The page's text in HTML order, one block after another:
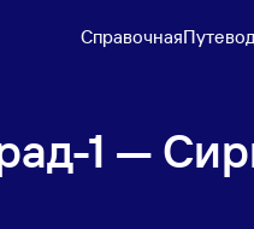
Справочная
1 —